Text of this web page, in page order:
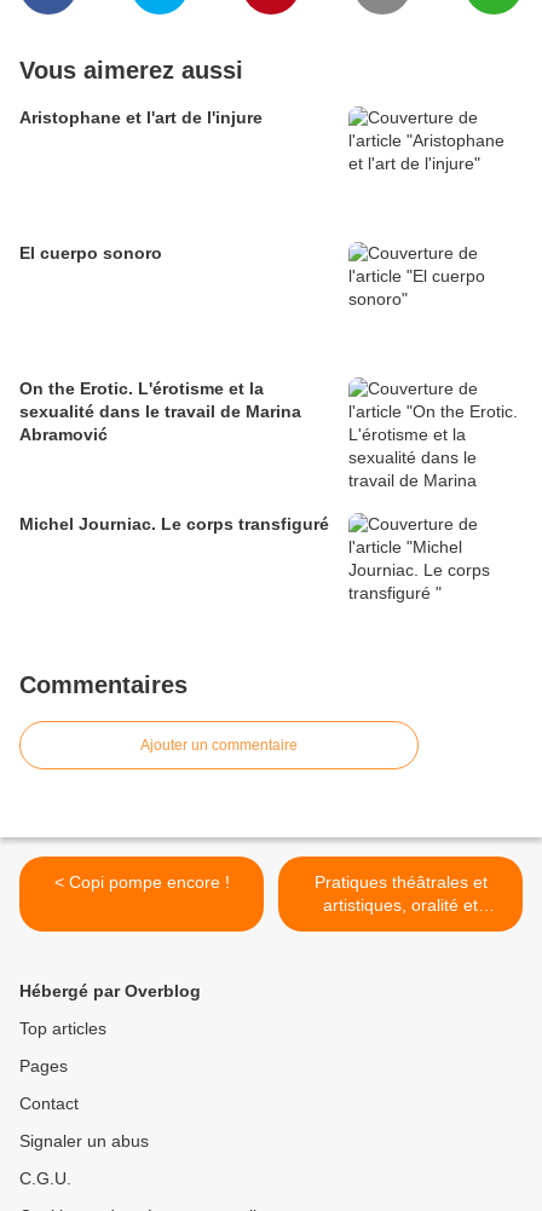
Vous aimerez aussi
Aristophane et l'art de l'injure
El cuerpo sonoro
On the Erotic. L'érotisme et la
sexualité dans le travail de Marina
Abramović
Michel Journiac. Le corps transfiguré
Commentaires
Ajouter un commentaire
< Copi pompe encore !
Pratiques théâtrales et
artistiques, oralité et
apprentissage des langues
Hébergé par Overblog
Top articles
Pages
Contact
Signaler un abus
C.G.U.